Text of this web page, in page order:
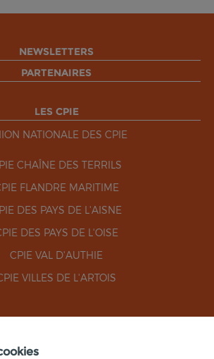
NEWSLETTERS
PARTENAIRES
LES CPIE
NATIONALE DES CPIE
CHAÎNE DES TERRILS
FLANDRE MARITIME
DES PAYS DE L'AISNE
DES PAYS DE L'OISE
CPIE VAL D'AUTHIE
VILLES DE L'ARTOIS